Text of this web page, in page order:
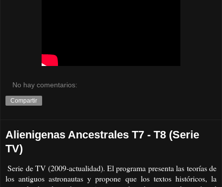
No hay comentarios:
Compartir
Alienigenas Ancestrales T7 - T8 (Serie
TV)
Serie de TV (2009-actualidad). El programa presenta las teorías de
los antiguos astronautas y propone que los textos históricos, la